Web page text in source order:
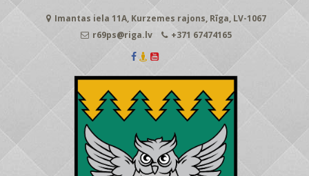
Skip
to
Imantas iela 11A, Kurzemes rajons, Rīga, LV-1067
r69ps@riga.lv
+371 67474165